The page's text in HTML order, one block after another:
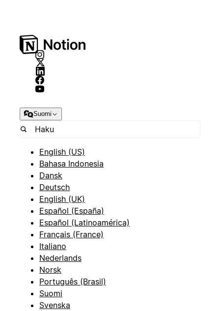
Suomi
English (US)
Bahasa Indonesia
Dansk
Deutsch
English (UK)
Español (España)
Español (Latinoamérica)
Français (France)
Italiano
Nederlands
Norsk
Português (Brasil)
Suomi
Svenska